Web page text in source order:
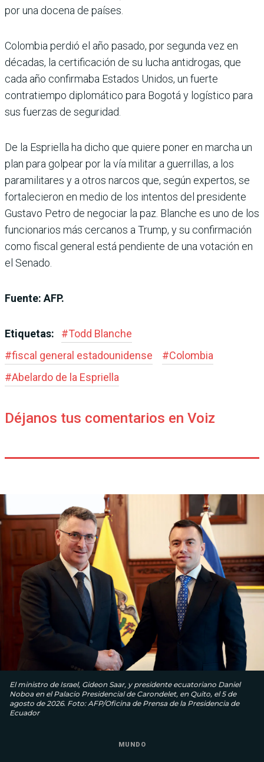
por una docena de países.
Colombia perdió el año pasado, por segunda vez en
décadas, la certificación de su lucha antidrogas, que
cada año confirmaba Estados Unidos, un fuerte
contratiempo diplomático para Bogotá y logístico para
sus fuerzas de seguridad.
De la Espriella ha dicho que quiere poner en marcha un
plan para golpear por la vía militar a guerrillas, a los
paramilitares y a otros narcos que, según expertos, se
fortalecieron en medio de los intentos del presidente
Gustavo Petro de negociar la paz. Blanche es uno de los
funcionarios más cercanos a Trump, y su confirmación
como fiscal general está pendiente de una votación en
el Senado.
Fuente: AFP.
Etiquetas: #Todd Blanche
#fiscal general estadounidense #Colombia
#Abelardo de la Espriella
Déjanos tus comentarios en Voiz
El ministro de Israel, Gideon Saar, y presidente ecuatoriano Daniel
Noboa en el Palacio Presidencial de Carondelet, en Quito, el 5 de
agosto de 2026. Foto: AFP/Oficina de Prensa de la Presidencia de
Ecuador
MUNDO